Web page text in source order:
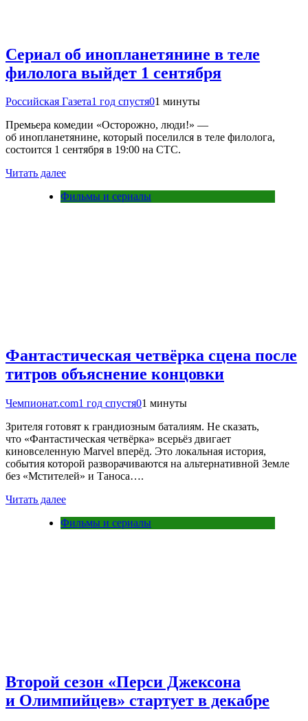
Сериал об инопланетянине в теле
филолога выйдет 1 сентября
Российская Газета1 год спустя01 минуты
Премьера комедии «Осторожно, люди!» —
об инопланетянине, который поселился в теле филолога,
состоится 1 сентября в 19:00 на СТС.
Читать далее
Фильмы и сериалы
Фантастическая четвёрка сцена после
титров объяснение концовки
Чемпионат.com1 год спустя01 минуты
Зрителя готовят к грандиозным баталиям. Не сказать,
что «Фантастическая четвёрка» всерьёз двигает
киновселенную Marvel вперёд. Это локальная история,
события которой разворачиваются на альтернативной Земле
без «Мстителей» и Таноса….
Читать далее
Фильмы и сериалы
Второй сезон «Перси Джексона
и Олимпийцев» стартует в декабре